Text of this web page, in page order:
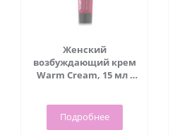
Женский
возбуждающий крем
Warm Cream, 15 мл -
Подробнее